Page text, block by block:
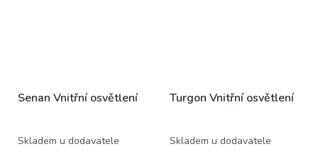
Senan Vnitřní osvětlení
Skladem u dodavatele
Turgon Vnitřní osvětlení
Skladem u dodavatele